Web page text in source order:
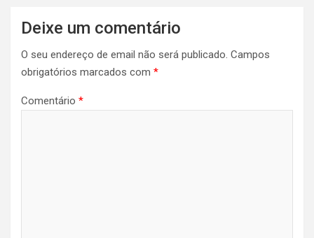
Deixe um comentário
O seu endereço de email não será publicado. Campos
obrigatórios marcados com *
Comentário *